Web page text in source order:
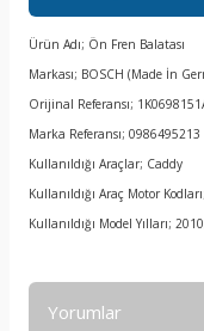
Ürün Adı; Ön Fren Balatası
Markası; BOSCH (Made İn
Orijinal Referansı;
Marka Referansı; 0986495213
Kullanıldığı Araçlar; Caddy
Kullanıldığı Araç Motor
Kullanıldığı Model Yılları;
Yorumlar